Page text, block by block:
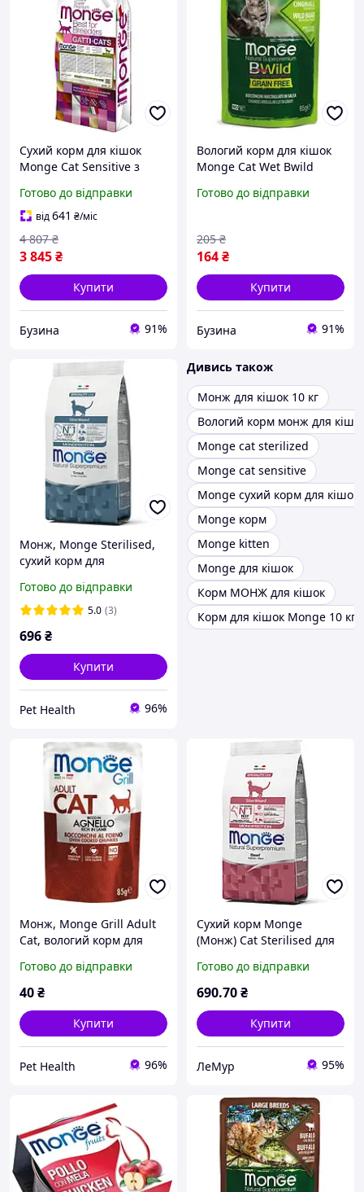
Сухий корм для кішок
Monge Cat Sensitive з
(8009470004831)
Готово до відправки
від641 ₴/міс
3 845₴
4 807 ₴
Купити
Бузина 91%
Вологий корм для кішок
Monge Cat Wet Bwild
дикого кабана з овочами
Готово до відправки
164₴
205 ₴
Купити
Бузина 91%
Монж, Monge Sterilised,
сухий корм для
кг) форель
Готово до відправки
5.0 (3)
696₴
Купити
Pet Health 96%
Дивись також
Монж для кішок 10 кг
Вологий корм монж для
Monge cat sterilized
Monge cat sensitive
Monge сухий корм для кішок
Monge корм
Monge kitten
Monge для кішок
Корм МОНЖ для кішок
Корм для кішок Monge 10 кг
Монж, Monge Grill Adult
Cat, вологий корм для
консерви 85 г ягня
Готово до відправки
40₴
Купити
Pet Health 96%
Сухий корм Monge
(Монж) Cat Sterilised для
кг. (говядина)
Готово до відправки
690.70₴
Купити
ЛеМур 95%